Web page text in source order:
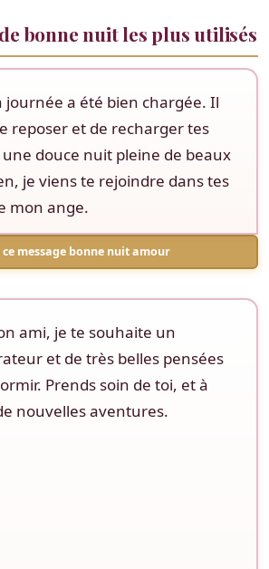
bonne nuit les plus utilisés
journée a été bien chargée. Il
reposer et de recharger tes
douce nuit pleine de beaux
je viens te rejoindre dans tes
mon ange.
message bonne nuit amour
ami, je te souhaite un
et de très belles pensées
Prends soin de toi, et à
nouvelles aventures.